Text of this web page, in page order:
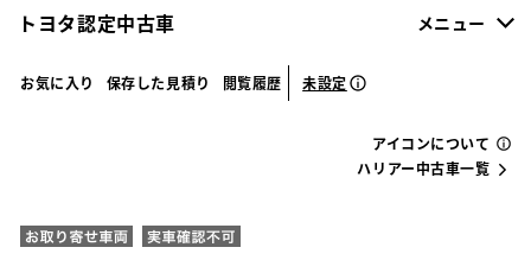
トヨタ認定中古車 メニュー
お気に入り 保存した見積り 閲覧履歴 未設定
アイコンについて
ハリアー中古車一覧